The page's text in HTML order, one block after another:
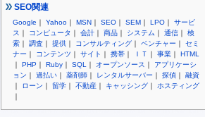
SEO関連
Google ｜ Yahoo ｜ MSN ｜ SEO ｜ SEM ｜ LPO ｜ サービ
ス ｜ コンピュータ ｜ 会計 ｜ 商品 ｜ システム ｜ 通信 ｜ 検
索 ｜ 調査 ｜ 提供 ｜ コンサルティング ｜ ベンチャー ｜ セミ
ナー ｜ コンテンツ ｜ サイト ｜ 携帯 ｜ ＩＴ ｜ 事業 ｜ HTML
｜ PHP ｜ Ruby ｜ SQL ｜ オープンソース ｜ アプリケーシ
ョン ｜ 過払い ｜ 薬剤師 ｜ レンタルサーバー ｜ 探偵 ｜ 融資
｜ ローン ｜ 留学 ｜ 不動産 ｜ キャッシング ｜ ホスティング
｜